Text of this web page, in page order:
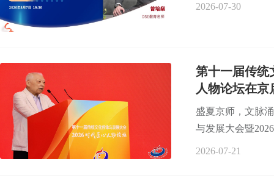
2026-07-30
第十一届传统
人物论坛在京
盛夏京师，文脉
与发展大会暨
2026-07-21